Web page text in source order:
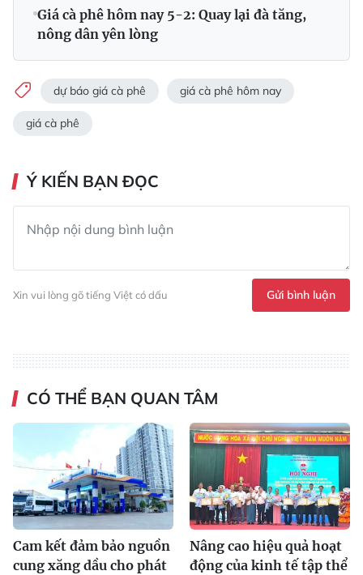
Giá cà phê hôm nay 5-2: Quay lại đà tăng,
nông dân yên lòng
dự báo giá cà phê giá cà phê hôm nay
giá cà phê
Ý KIẾN BẠN ĐỌC
Xin vui lòng gõ tiếng Việt có dấu Gửi bình luận
CÓ THỂ BẠN QUAN TÂM
Cam kết đảm bảo nguồn
cung xăng dầu cho phát
Nâng cao hiệu quả hoạt
động của kinh tế tập thể